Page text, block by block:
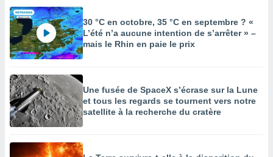
30 °C en octobre, 35 °C en septembre ? «
L’été n’a aucune intention de s’arrêter » –
mais le Rhin en paie le prix
Une fusée de SpaceX s’écrase sur la Lune
et tous les regards se tournent vers notre
satellite à la recherche du cratère